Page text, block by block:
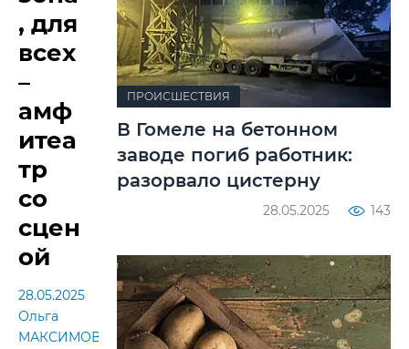
, для
всех
–
амф
итеа
тр
со
сцен
ой
28.05.2025
Ольга
МАКСИМОВА.
ПРОИСШЕСТВИЯ
В Гомеле на бетонном
заводе погиб работник:
разорвало цистерну
28.05.2025 143